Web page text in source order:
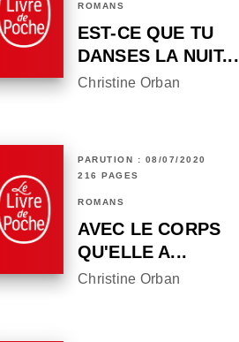
ROMANS
EST-CE QUE TU
DANSES LA NUIT...
Christine Orban
PARUTION : 08/07/2020
216 PAGES
ROMANS
AVEC LE CORPS
QU'ELLE A...
Christine Orban